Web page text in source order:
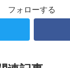
フォローする